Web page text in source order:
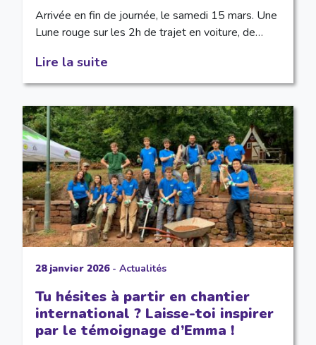
Arrivée en fin de journée, le samedi 15 mars. Une
Lune rouge sur les 2h de trajet en voiture, de…
Lire la suite
28 janvier 2026- Actualités
Tu hésites à partir en chantier
international ? Laisse-toi inspirer
par le témoignage d’Emma !